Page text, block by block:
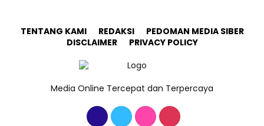
TENTANG KAMI REDAKSI
PEDOMAN MEDIA SIBER
DISCLAIMER
PRIVACY POLICY
Media Online Tercepat dan Terpercaya